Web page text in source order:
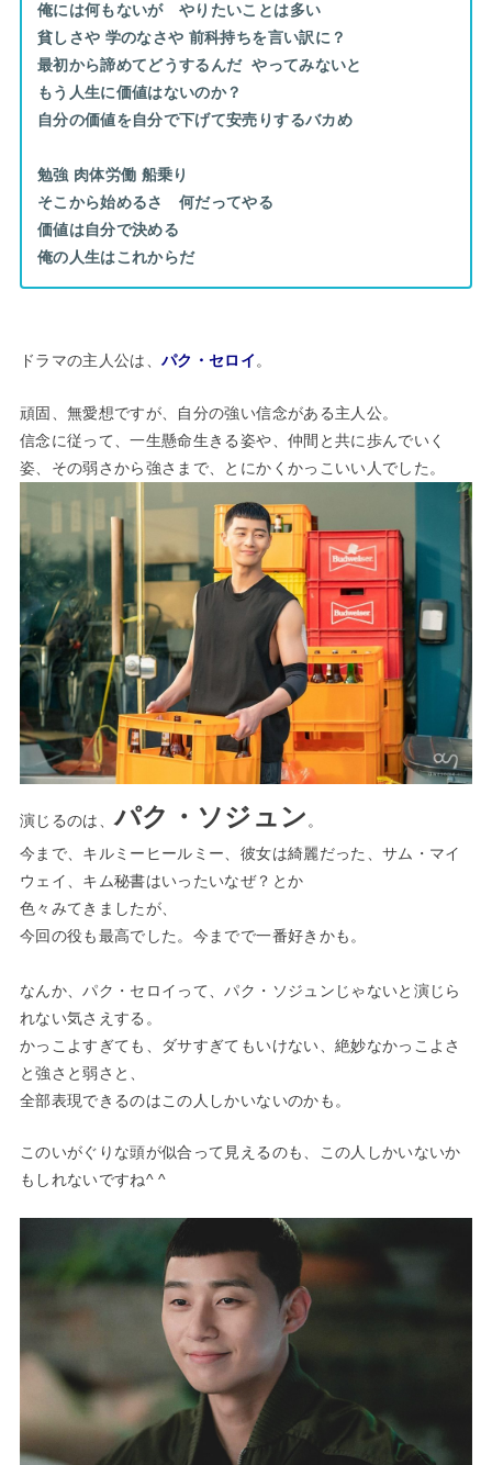
俺には何もないが やりたいことは多い
貧しさや 学のなさや 前科持ちを言い訳に？
最初から諦めてどうするんだ やってみないと
もう人生に価値はないのか？
自分の価値を自分で下げて安売りするバカめ
勉強 肉体労働 船乗り
そこから始めるさ 何だってやる
価値は自分で決める
俺の人生はこれからだ
ドラマの主人公は、パク・セロイ。
頑固、無愛想ですが、自分の強い信念がある主人公。
信念に従って、一生懸命生きる姿や、仲間と共に歩んでいく
姿、その弱さから強さまで、とにかくかっこいい人でした。
演じるのは、パク・ソジュン 。
今まで、 キルミーヒールミー 彼女は綺麗だった
サム・マイ
ウェイ
キム秘書はいったいなぜ？ とか
色々みてきましたが、
今回の役も最高でした。今までで一番好きかも。
なんか、パク・セロイって、パク・ソジュンじゃないと演じら
れない気さえする。
かっこよすぎても、ダサすぎてもいけない、絶妙なかっこよさ
と強さと弱さと、
全部表現できるのはこの人しかいないのかも。
このいがぐりな頭が似合って見えるのも、この人しかいないか
もしれないですね^ ^